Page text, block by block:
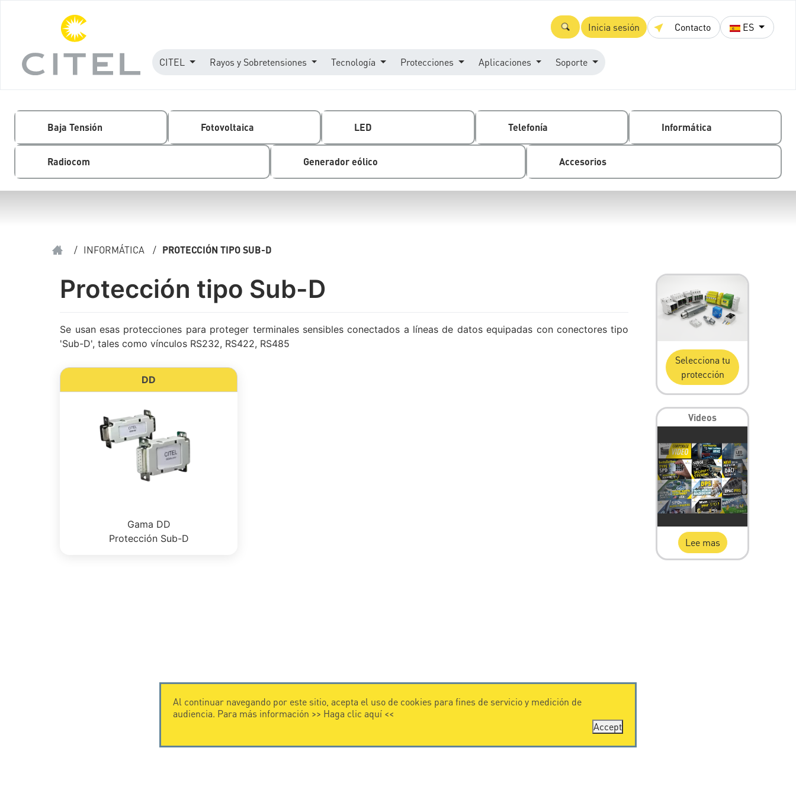
Inicia sesión Contacto ES
CITEL Rayos y Sobretensiones Tecnología Protecciones Aplicaciones Soporte
Baja Tensión Fotovoltaica LED Telefonía Informática
Radiocom Generador eólico Accesorios
/ INFORMÁTICA / PROTECCIÓN TIPO SUB-D
Protección tipo Sub-D
Se usan esas protecciones para proteger terminales sensibles conectados a líneas de datos equipadas con conectores tipo
'Sub-D', tales como vínculos RS232, RS422, RS485
DD
Gama DD
Protección Sub-D
Selecciona tu
protección
Videos
Lee mas
Al continuar navegando por este sitio, acepta el uso de cookies para fines de servicio y medición de
audiencia. Para más información >> Haga clic aquí<<
Accept